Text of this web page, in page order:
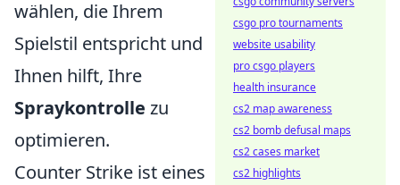
wählen, die Ihrem
Spielstil entspricht und
Ihnen hilft, Ihre
Spraykontrolle zu
optimieren.
Counter Strike ist eines
csgo pro tournaments
website usability
pro csgo players
health insurance
cs2 map awareness
cs2 bomb defusal maps
cs2 cases market
cs2 highlights